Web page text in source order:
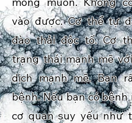
vào được. Cơ thể tự
đào thải độc tố. Cơ
trạng thái mạnh mẽ
dịch mạnh mẽ. Bạn
bệnh. Nếu bạn có bệnh
cơ quan suy yếu như